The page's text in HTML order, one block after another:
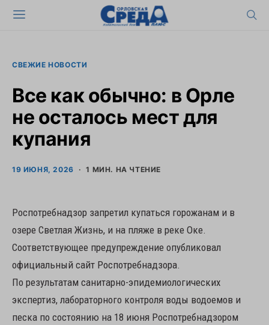
СВЕЖИЕ НОВОСТИ
Все как обычно: в Орле
не осталось мест для
купания
19 ИЮНЯ, 2026 1 МИН. НА ЧТЕНИЕ
Роспотребнадзор запретил купаться горожанам и в
озере Светлая Жизнь, и на пляже в реке Оке.
Соответствующее предупреждение опубликовал
официальный сайт Роспотребнадзора.
По результатам санитарно-эпидемиологических
экспертиз, лабораторного контроля воды водоемов и
песка по состоянию на 18 июня Роспотребнадзором